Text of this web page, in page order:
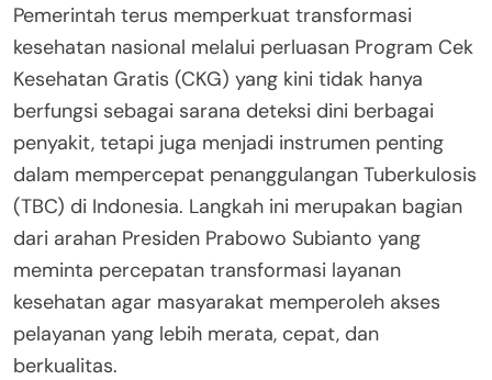
Pemerintah terus memperkuat transformasi
kesehatan nasional melalui perluasan Program Cek
Kesehatan Gratis (CKG) yang kini tidak hanya
berfungsi sebagai sarana deteksi dini berbagai
penyakit, tetapi juga menjadi instrumen penting
dalam mempercepat penanggulangan Tuberkulosis
(TBC) di Indonesia. Langkah ini merupakan bagian
dari arahan Presiden Prabowo Subianto yang
meminta percepatan transformasi layanan
kesehatan agar masyarakat memperoleh akses
pelayanan yang lebih merata, cepat, dan
berkualitas.